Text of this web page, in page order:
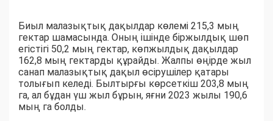
Биыл малазықтық дақылдар көлемі 215,3 мың
гектар шамасында. Оның ішінде біржылдық шөп
егістігі 50,2 мың гектар, көпжылдық дақылдар
162,8 мың гектарды құрайды. Жалпы өңірде жыл
санап малазықтық дақыл өсірушілер қатары
толығып келеді. Былтырғы көрсеткіш 203,8 мың
га, ал бұдан үш жыл бұрын, яғни 2023 жылы 190,6
мың га болды.